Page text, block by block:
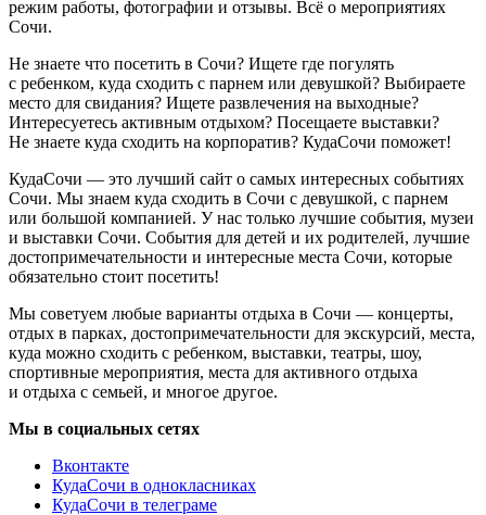
режим работы, фотографии и отзывы. Всё о мероприятиях
Сочи.
Не знаете что посетить в Сочи? Ищете где погулять
с ребенком, куда сходить с парнем или девушкой? Выбираете
место для свидания? Ищете развлечения на выходные?
Интересуетесь активным отдыхом? Посещаете выставки?
Не знаете куда сходить на корпоратив? КудаСочи поможет!
КудаСочи — это лучший сайт о самых интересных событиях
Сочи. Мы знаем куда сходить в Сочи с девушкой, с парнем
или большой компанией. У нас только лучшие события, музеи
и выставки Сочи. События для детей и их родителей, лучшие
достопримечательности и интересные места Сочи, которые
обязательно стоит посетить!
Мы советуем любые варианты отдыха в Сочи — концерты,
отдых в парках, достопримечательности для экскурсий, места,
куда можно сходить с ребенком, выставки, театры, шоу,
спортивные мероприятия, места для активного отдыха
и отдыха с семьей, и многое другое.
Мы в социальных сетях
Вконтакте
КудаСочи в однокласниках
КудаСочи в телеграме